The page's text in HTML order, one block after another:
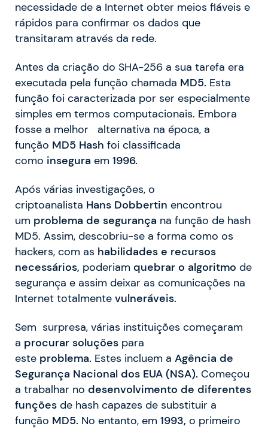
necessidade de a Internet obter meios fiáveis e
rápidos para confirmar os dados que
transitaram através da rede.
Antes da criação do SHA-256 a sua tarefa era
executada pela função chamada MD5. Esta
função foi caracterizada por ser especialmente
simples em termos computacionais. Embora
fosse a melhor alternativa na época, a
função MD5 Hash foi classificada
como insegura em 1996.
Após várias investigações, o
criptoanalista Hans Dobbertin encontrou
um problema de segurança na função de hash
MD5. Assim, descobriu-se a forma como os
hackers, com as habilidades e recursos
necessários, poderiam quebrar o algoritmo de
segurança e assim deixar as comunicações na
Internet totalmente vulneráveis.
Sem surpresa, várias instituições começaram
a procurar soluções para
este problema. Estes incluem a Agência de
Segurança Nacional dos EUA (NSA). Começou
a trabalhar no desenvolvimento de diferentes
funções de hash capazes de substituir a
função MD5. No entanto, em 1993, o primeiro